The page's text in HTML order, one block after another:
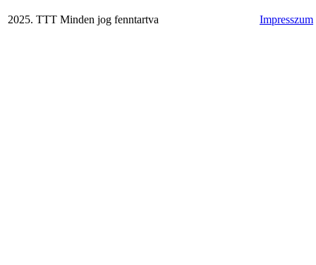
2025. TTT Minden jog fenntartva Impresszum